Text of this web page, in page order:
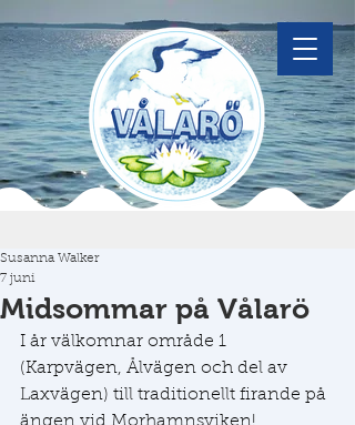
Midsommar på Vålarö
Susanna Walker
7 juni
I år välkomnar område 1
(Karpvägen, Ålvägen och del av
Laxvägen) till traditionellt firande på